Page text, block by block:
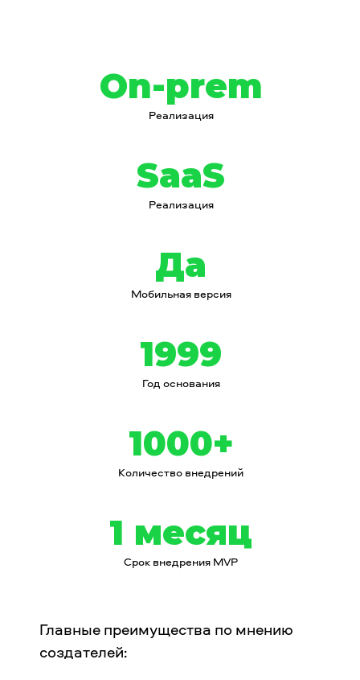
On-prem
Реализация
SaaS
Реализация
Да
Мобильная версия
1999
Год основания
1000+
Количество внедрений
1 месяц
Срок внедрения MVP
Главные преимущества по мнению
создателей: